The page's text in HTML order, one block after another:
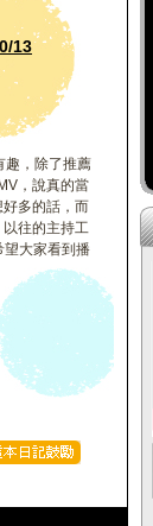
13
趣，除了推薦
，說真的當
多的話，而
以往的主持工
望大家看到播